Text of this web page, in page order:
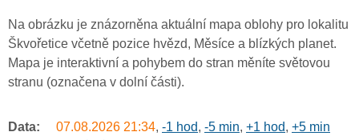
Na obrázku je znázorněna aktuální mapa oblohy pro lokalitu
Škvořetice včetně pozice hvězd, Měsíce a blízkých planet.
Mapa je interaktivní a pohybem do stran měníte světovou
stranu (označena v dolní části).
Data: 07.08.2026 21:34, -1 hod, -5 min, +1 hod, +5 min